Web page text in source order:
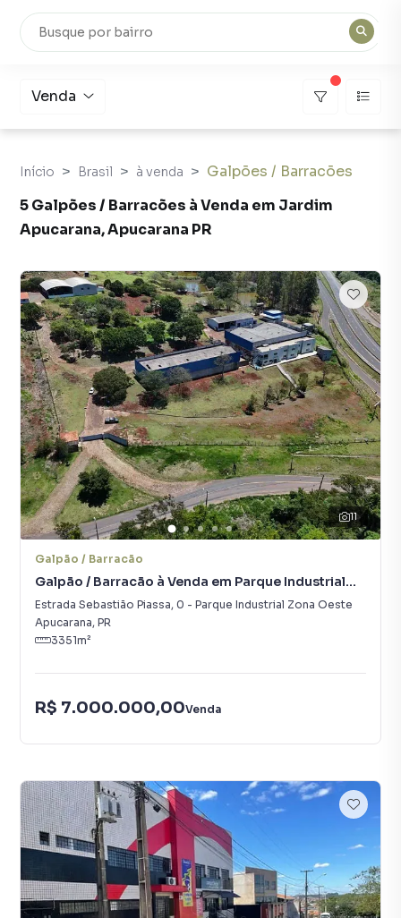
Venda
Início Brasil à venda
Galpões / Barracões
5 Galpões / Barracões à Venda em Jardim
Apucarana, Apucarana PR
11
Galpão / Barracão
Galpão / Barracão à Venda em Parque Industrial
Zona Oeste
Estrada Sebastião Piassa, 0 - Parque Industrial Zona Oeste
Apucarana, PR
3351m²
R$ 7.000.000,00Venda